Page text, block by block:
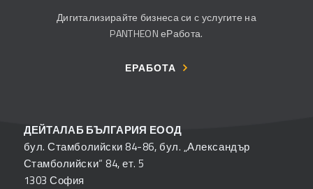
Дигитализирайте бизнеса си с услугите на
PANTHEON еРабота.
ЕРАБОТА
ДЕЙТАЛАБ БЪЛГАРИЯ ЕООД
бул. Стамболийски 84-86, бул. „Александър
Стамболийски“ 84, ет. 5
1303 София